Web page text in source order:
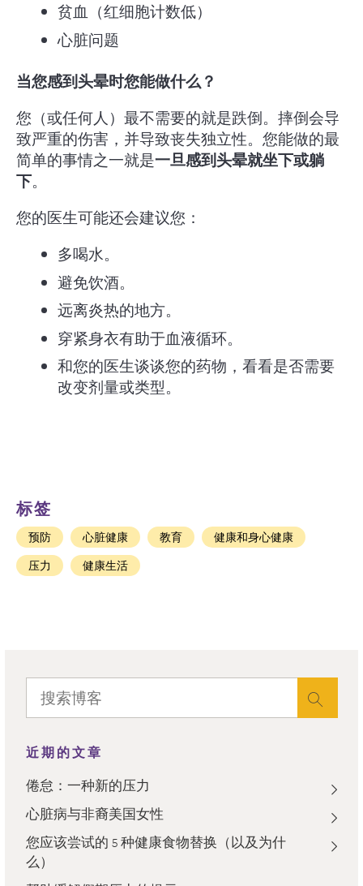
贫血（红细胞计数低）
心脏问题
当您感到头晕时您能做什么？
您（或任何人）最不需要的就是跌倒。摔倒会导
致严重的伤害，并导致丧失独立性。您能做的最
简单的事情之一就是一旦感到头晕就坐下或躺
下。
您的医生可能还会建议您：
多喝水。
避免饮酒。
远离炎热的地方。
穿紧身衣有助于血液循环。
和您的医生谈谈您的药物，看看是否需要
改变剂量或类型。
标签
预防 心脏健康 教育
健康和身心健康
压力
健康生活
近期的文章
倦怠：一种新的压力
心脏病与非裔美国女性
您应该尝试的 5 种健康食物替换（以及为什
么）